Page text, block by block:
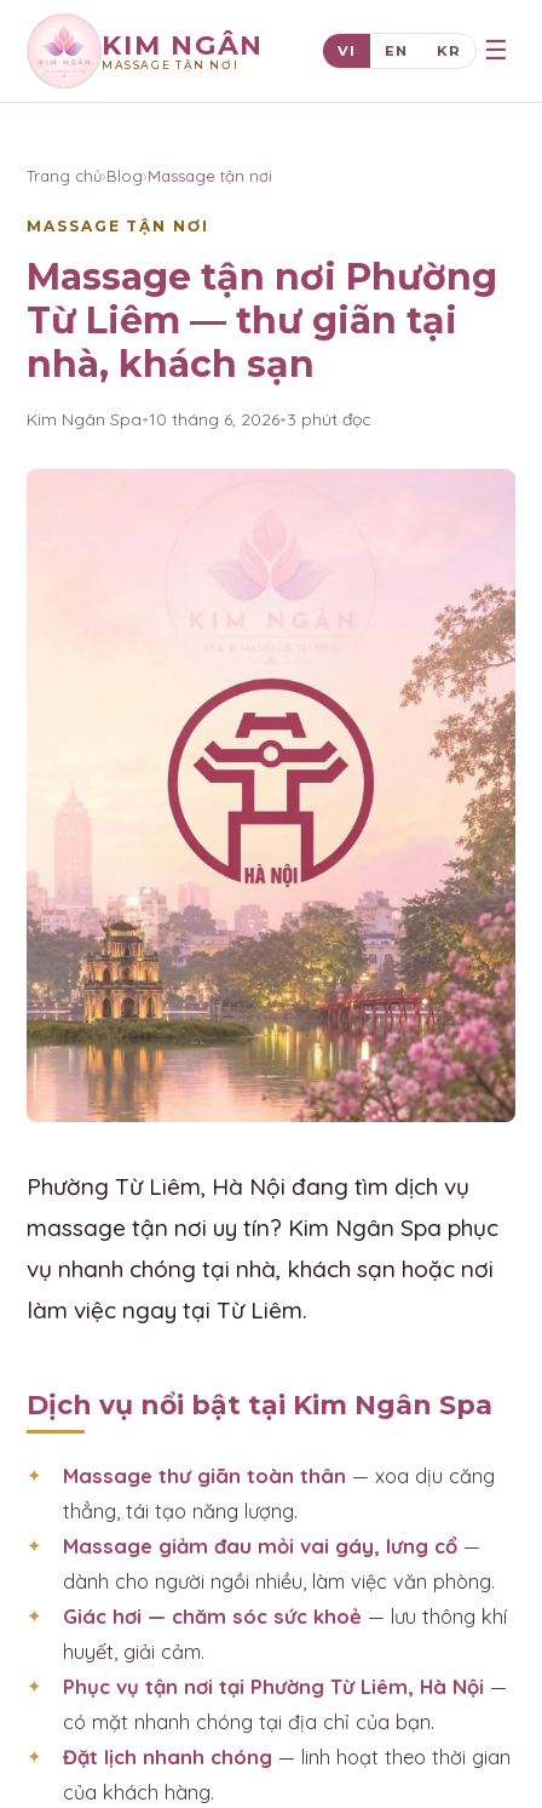
KIM NGÂN
MASSAGE TẬN NƠI
VI EN KR ☰
Trang chủ›Blog›Massage tận nơi
MASSAGE TẬN NƠI
Massage tận nơi Phường
Từ Liêm — thư giãn tại
nhà, khách sạn
Kim Ngân Spa•10 tháng 6, 2026•3 phút đọc
Phường Từ Liêm, Hà Nội đang tìm dịch vụ
massage tận nơi uy tín? Kim Ngân Spa phục
vụ nhanh chóng tại nhà, khách sạn hoặc nơi
làm việc ngay tại Từ Liêm.
Dịch vụ nổi bật tại Kim Ngân Spa
Massage thư giãn toàn thân — xoa dịu căng
thẳng, tái tạo năng lượng.
Massage giảm đau mỏi vai gáy, lưng cổ —
dành cho người ngồi nhiều, làm việc văn phòng.
Giác hơi — chăm sóc sức khoẻ — lưu thông khí
huyết, giải cảm.
Phục vụ tận nơi tại Phường Từ Liêm, Hà Nội —
có mặt nhanh chóng tại địa chỉ của bạn.
Đặt lịch nhanh chóng — linh hoạt theo thời gian
của khách hàng.